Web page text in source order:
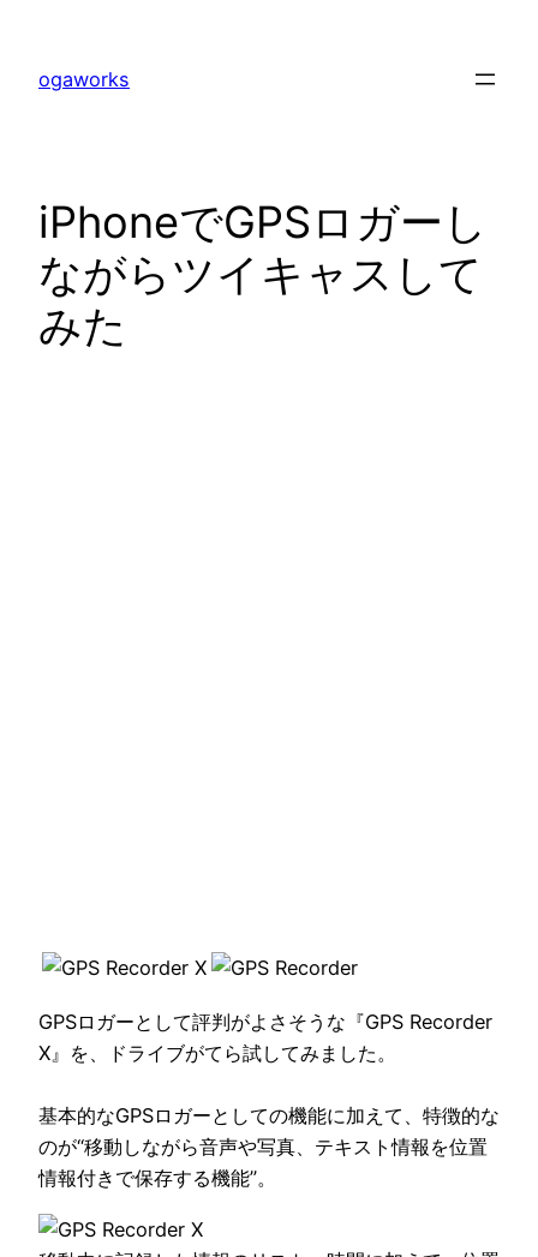
ogaworks
iPhoneでGPSロガーし
ながらツイキャスして
みた
GPSロガーとして評判がよさそうな『GPS Recorder
X』を、ドライブがてら試してみました。
基本的なGPSロガーとしての機能に加えて、特徴的な
のが“移動しながら音声や写真、テキスト情報を位置
情報付きで保存する機能”。